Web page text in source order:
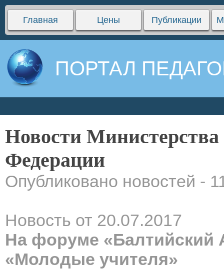
Главная Цены Публикации
ПОРТАЛ
Новости
Федерации
Опубликовано новостей -
Новость от 20.07.2017
На форуме «Балтийский
«Молодые учителя»